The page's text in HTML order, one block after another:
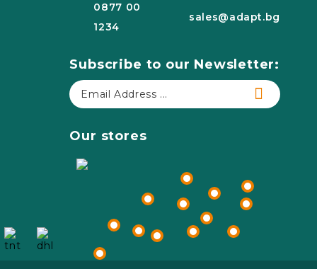
0877 00
1234
sales@adapt.bg
Subscribe to our Newsletter:
Our stores